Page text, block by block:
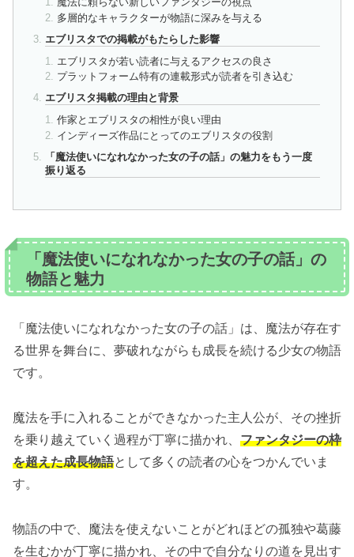
多層的なキャラクターが物語に深みを与える
エブリスタでの掲載がもたらした影響
エブリスタが若い読者に与えるアクセスの良さ
プラットフォーム特有の連載形式が読者を引き込む
エブリスタ掲載の理由と背景
作家とエブリスタの相性が良い理由
インディーズ作品にとってのエブリスタの役割
「魔法使いになれなかった女の子の話」の魅力をもう一度
振り返る
「魔法使いになれなかった女の子の話」の
物語と魅力
「魔法使いになれなかった女の子の話」は、魔法が存在す
る世界を舞台に、夢破れながらも成長を続ける少女の物語
です。
魔法を手に入れることができなかった主人公が、その挫折
を乗り越えていく過程が丁寧に描かれ、 ファンタジーの枠
を超えた成長物語として多くの読者の心をつかんでいま
す。
物語の中で、魔法を使えないことがどれほどの孤独や葛藤
を生むかが丁寧に描かれ、その中で自分なりの道を見出す